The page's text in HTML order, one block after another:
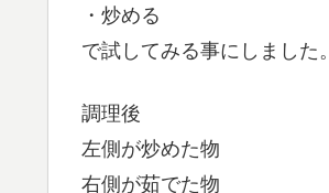
・炒める
で試してみる事にしました。
調理後
左側が炒めた物
右側が茹でた物